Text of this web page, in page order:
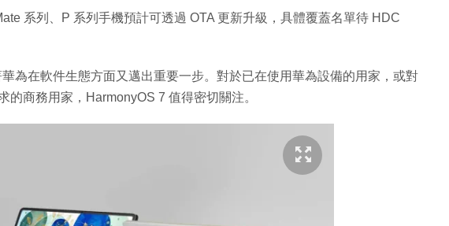
系列、P 系列手機預計可透過 OTA 更新升級，具體覆蓋名單待 HDC
為在軟件生態方面又邁出重要一步。對於已在使用華為設備的用家，或對
的商務用家，HarmonyOS 7 值得密切關注。